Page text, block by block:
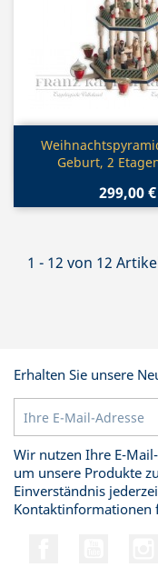

Geburt, 2
299,00 €
1 - 12 von 12
Erhalten Sie unsere
Wir nutzen Ihre E-
um unsere Produkte
Einverständnis
Kontaktinformationen